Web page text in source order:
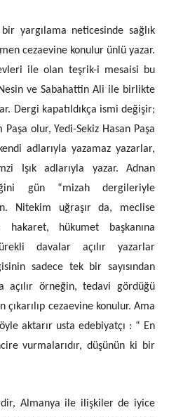
yargılama neticesinde sağlık
cezaevine konulur ünlü yazar.
ile olan teşrik-i mesaisi bu
ve Sabahattin Ali ile birlikte
Dergi kapatıldıkça ismi değişir;
olur, Yedi-Sekiz Hasan Paşa
adlarıyla yazamaz yazarlar,
Işık adlarıyla yazar. Adnan
gün “mizah dergileriyle
Nitekim uğraşır da, meclise
hakaret, hükumet başkanına
davalar açılır yazarlar
sadece tek bir sayısından
açılır örneğin, tedavi gördüğü
cezaevine konulur. Ama
aktarır usta edebiyatçı : “ En
vurmalarıdır, düşünün ki bir
Almanya ile ilişkiler de iyice